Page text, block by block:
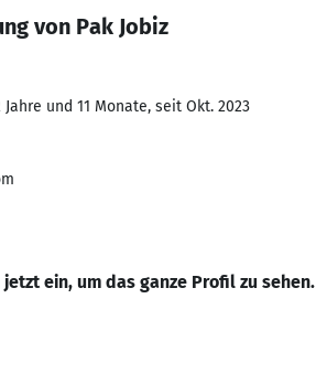
von Pak Jobiz
Jahre und 11 Monate, seit Okt. 2023
jetzt ein, um das ganze Profil zu sehen.